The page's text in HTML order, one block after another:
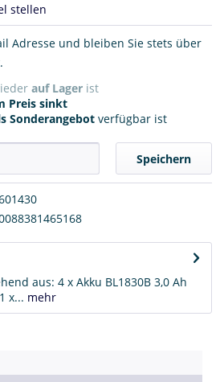
stellen
Adresse und bleiben Sie stets über
auf Lager ist
Preis sinkt
Sonderangebot verfügbar ist
Speichern
aus: 4 x Akku BL1830B 3,0 Ah
x... mehr